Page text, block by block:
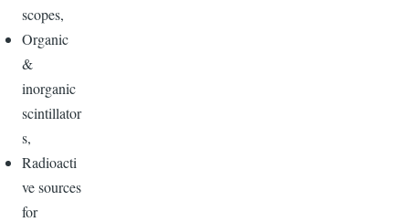
scopes,
Organic
&
inorganic
scintillator
s,
Radioacti
ve sources
for